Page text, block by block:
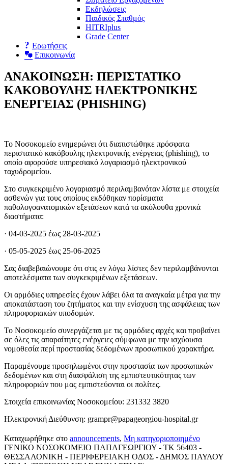
Εκδηλώσεις
Παιδικός Σταθμός
HITRIplus
Grade Center
Eρωτήσεις
Επικοινωνία
ΑΝΑΚΟΙΝΩΣΗ: ΠΕΡΙΣΤΑΤΙΚΟ
ΚΑΚΟΒΟΥΛΗΣ ΗΛΕΚΤΡΟΝΙΚΗΣ
ΕΝΕΡΓΕΙΑΣ (PHISHING)
Το Νοσοκομείο ενημερώνει ότι διαπιστώθηκε πρόσφατα
περιστατικό κακόβουλης ηλεκτρονικής ενέργειας (phishing), το
οποίο αφορούσε υπηρεσιακό λογαριασμό ηλεκτρονικού
ταχυδρομείου.
Στο συγκεκριμένο λογαριασμό περιλαμβανόταν λίστα με στοιχεία
ασθενών για τους οποίους εκδόθηκαν πορίσματα
παθολογοανατομικών εξετάσεων κατά τα ακόλουθα χρονικά
διαστήματα:
· 04-03-2025 έως 28-03-2025
· 05-05-2025 έως 25-06-2025
Σας διαβεβαιώνουμε ότι στις εν λόγω λίστες δεν περιλαμβάνονται
αποτελέσματα των συγκεκριμένων εξετάσεων.
Οι αρμόδιες υπηρεσίες έχουν λάβει όλα τα αναγκαία μέτρα για την
αποκατάσταση του ζητήματος και την ενίσχυση της ασφάλειας των
πληροφοριακών υποδομών.
Το Νοσοκομείο συνεργάζεται με τις αρμόδιες αρχές και προβαίνει
σε όλες τις απαραίτητες ενέργειες σύμφωνα με την ισχύουσα
νομοθεσία περί προστασίας δεδομένων προσωπικού χαρακτήρα.
Παραμένουμε προσηλωμένοι στην προστασία των προσωπικών
δεδομένων και στη διασφάλιση της εμπιστευτικότητας των
πληροφοριών που μας εμπιστεύονται οι πολίτες.
Στοιχεία επικοινωνίας Νοσοκομείου: 231332 3820
Ηλεκτρονική Διεύθυνση: grampr@papageorgiou-hospital.gr
Καταχωρήθηκε στο announcements, Μη κατηγοριοποιημένο
ΓΕΝΙΚΟ ΝΟΣΟΚΟΜΕΙΟ ΠΑΠΑΓΕΩΡΓΙΟΥ - TK 56403 -
ΘΕΣΣΑΛΟΝΙΚΗ - ΠΕΡΙΦΕΡΕΙΑΚΗ ΟΔΟΣ - ΔΗΜΟΣ ΠΑΥΛΟΥ